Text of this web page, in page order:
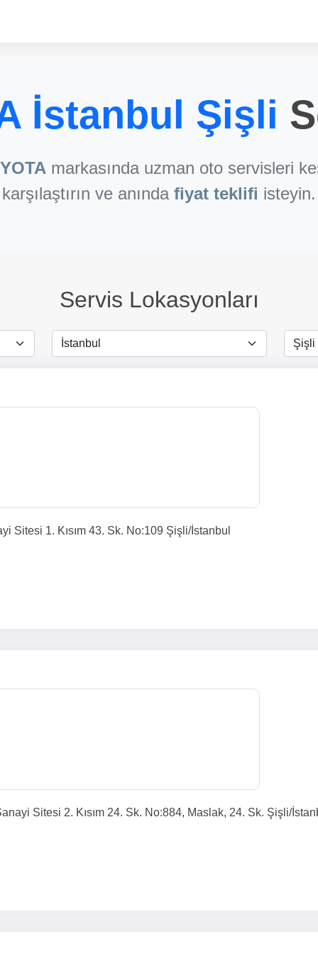
İstanbul Şişli
markasında uzman oto servisleri
karşılaştırın ve anında fiyat teklifi isteyin.
Servis Lokasyonları
Sitesi 1. Kısım 43. Sk. No:109 Şişli/İstanbul
Sitesi 2. Kısım 24. Sk. No:884, Maslak, 24. Sk. Şişli/